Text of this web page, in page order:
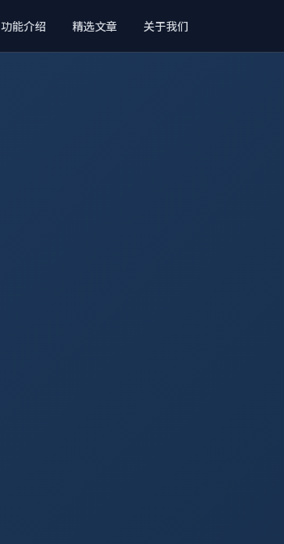
功能介绍 精选文章 关于我们